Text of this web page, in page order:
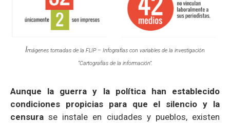
Imágenes tomadas de la FLIP – Infografías con variables de la investigación
“Cartografías de la información”.
Aunque la guerra y la política han establecido
condiciones propicias para que el silencio y la
censura se instale en ciudades y pueblos, existen